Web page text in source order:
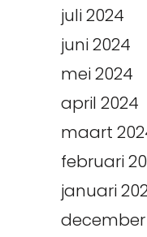
juli 2024
juni 2024
mei 2024
april 2024
maart
februari
januari
december